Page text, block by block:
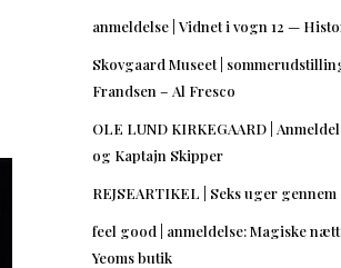
anmeldelse | Vidnet i vogn 12 —
Skovgaard Museet |
Frandsen – Al Fresco
OLE LUND KIRKEGAARD |
og Kaptajn Skipper
REJSEARTIKEL | Seks uger
feel good | anmeldelse: Magiske
Yeoms butik